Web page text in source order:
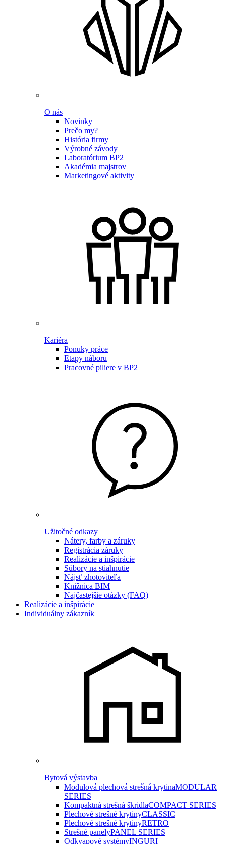
O nás
Novinky
Prečo my?
História firmy
Výrobné závody
Laboratórium BP2
Akadémia majstrov
Marketingové aktivity
Kariéra
Ponuky práce
Etapy náboru
Pracovné piliere v BP2
Užitočné odkazy
Nátery, farby a záruky
Registrácia záruky
Realizácie a inšpirácie
Súbory na stiahnutie
Nájsť zhotoviteľa
Knižnica BIM
Najčastejšie otázky (FAQ)
Realizácie a inšpirácie
Individuálny zákazník
Bytová výstavba
Modulová plechová strešná krytinaMODULAR
SERIES
Kompaktná strešná škridlaCOMPACT SERIES
Plechové strešné krytinyCLASSIC
Plechové strešné krytinyRETRO
Strešné panelyPANEL SERIES
Odkvapové systémyINGURI